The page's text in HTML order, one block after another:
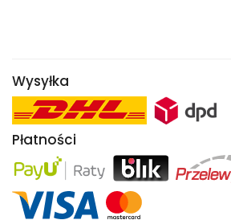
Wysyłka
Płatności